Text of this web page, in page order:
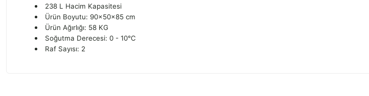
238 L Hacim Kapasitesi
Ürün Boyutu: 90x50x85 cm
Ürün Ağırlığı: 58 KG
Soğutma Derecesi: 0 - 10℃
Raf Sayısı: 2